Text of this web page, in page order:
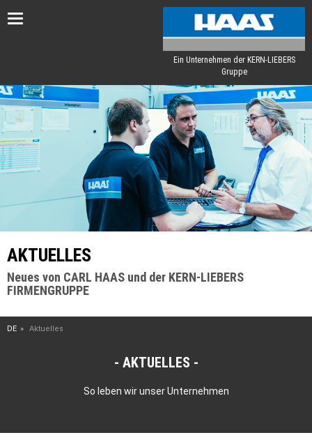
Toggle
Ein Unternehmen der KERN-LIEBERS
Gruppe
AKTUELLES
Neues von CARL HAAS und der KERN-LIEBERS
FIRMENGRUPPE
DE Aktuelles
AKTUELLES
So leben wir unser Unternehmen